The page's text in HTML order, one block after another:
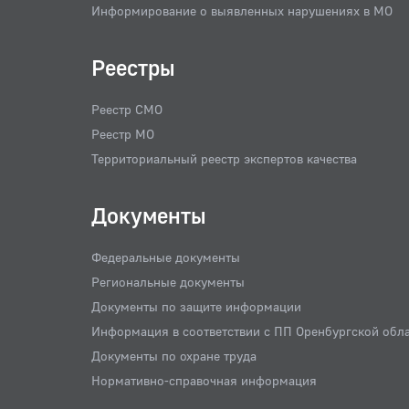
Информирование о выявленных нарушениях в МО
Реестры
Реестр СМО
Реестр МО
Территориальный реестр экспертов качества
Документы
Федеральные документы
Региональные документы
Документы по защите информации
Информация в соответствии с ПП Оренбургской
Документы по охране труда
Нормативно-справочная информация